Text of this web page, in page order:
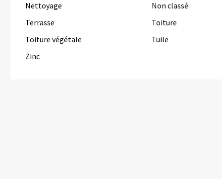
Nettoyage
Non classé
Terrasse
Toiture
Toiture végétale
Tuile
Zinc